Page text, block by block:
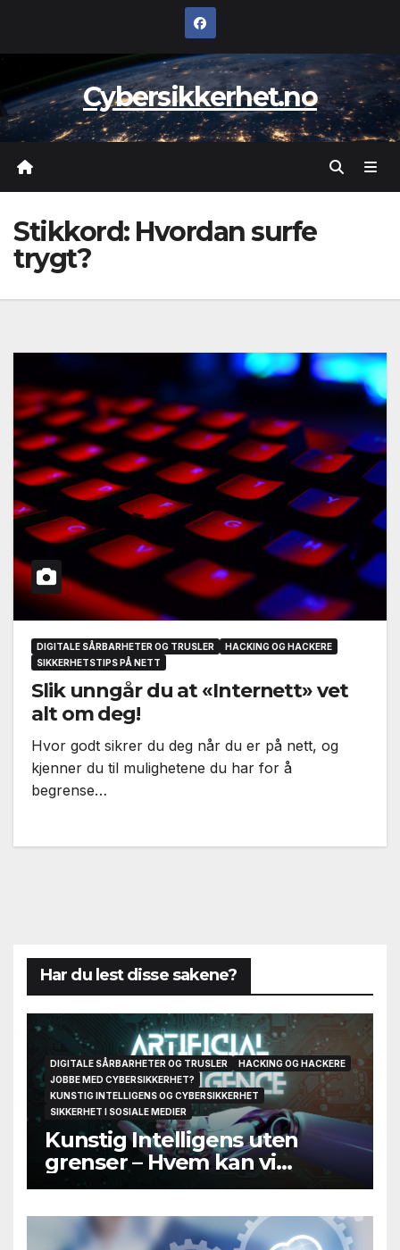
Cybersikkerhet.no
Stikkord: Hvordan surfe
trygt?
DIGITALE SÅRBARHETER OG TRUSLER
HACKING OG HACKERE
SIKKERHETSTIPS PÅ NETT
Slik unngår du at «Internett» vet
alt om deg!
Hvor godt sikrer du deg når du er på nett, og
kjenner du til mulighetene du har for å
begrense…
Har du lest disse sakene?
DIGITALE SÅRBARHETER OG TRUSLER
HACKING OG HACKERE
JOBBE MED CYBERSIKKERHET?
KUNSTIG INTELLIGENS OG CYBERSIKKERHET
SIKKERHET I SOSIALE MEDIER
Kunstig Intelligens uten
grenser – Hvem kan vi
egentlig stole på til slutt?